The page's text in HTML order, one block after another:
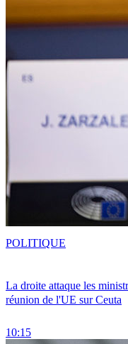
La droite attaque les
réunion de l'UE sur Ceuta
10:15
POLITIQUE